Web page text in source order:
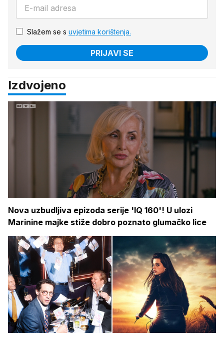
Slažem se s uvjetima korištenja.
PRIJAVI SE
Izdvojeno
Nova uzbudljiva epizoda serije 'IQ 160'! U ulozi
Marinine majke stiže dobro poznato glumačko lice